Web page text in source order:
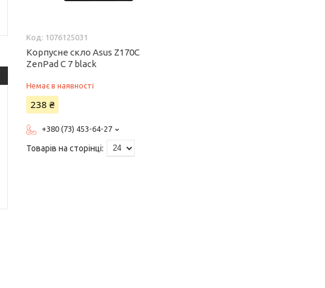
1076125031
Корпусне скло Asus Z170C
ZenPad C 7 black
Немає в наявності
238 ₴
+380 (73) 453-64-27